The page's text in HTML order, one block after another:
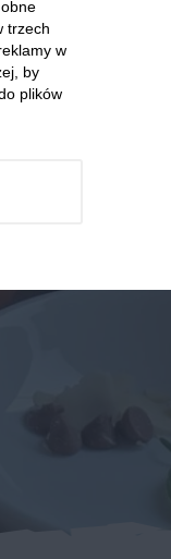
trzech
w
by
plików